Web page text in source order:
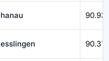
hanau
esslingen